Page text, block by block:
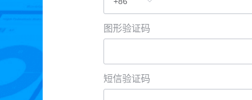
图形验证码
短信验证码